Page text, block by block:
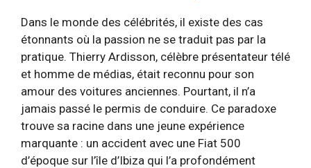
Dans le monde des célébrités, il existe des cas
étonnants où la passion ne se traduit pas par la
pratique. Thierry Ardisson, célèbre présentateur télé
et homme de médias, était reconnu pour son
amour des voitures anciennes. Pourtant, il n’a
jamais passé le permis de conduire. Ce paradoxe
trouve sa racine dans une jeune expérience
marquante : un accident avec une Fiat 500
d’époque sur l’île d’Ibiza qui l’a profondément